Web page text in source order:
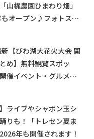
山梶農園ひまわり畑」
オープン♪フォトスポ
【びわ湖大花火大会 関
め】無料観覧スポッ
催イベント・グルメマ
】ライブやシャボン玉シ
りも！「トレセン夏ま
年も開催されます！